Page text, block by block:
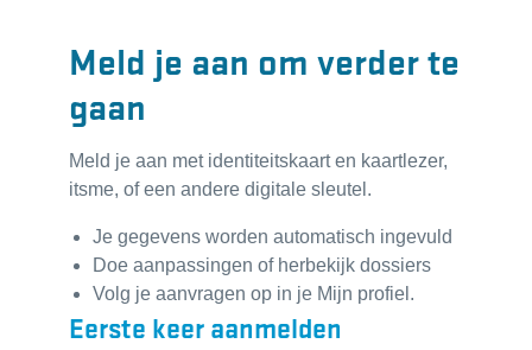
Meld je aan om verder te
gaan
Meld je aan met identiteitskaart en kaartlezer,
itsme, of een andere digitale sleutel.
Je gegevens worden automatisch ingevuld
Doe aanpassingen of herbekijk dossiers
Volg je aanvragen op in je Mijn profiel.
Eerste keer aanmelden